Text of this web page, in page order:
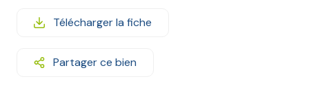
BIENS
BIENS
Télécharger la fiche
Partager ce bien